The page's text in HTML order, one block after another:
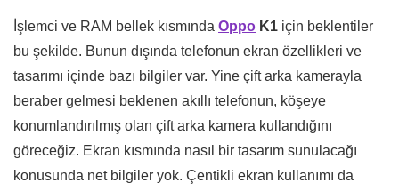
İşlemci ve RAM bellek kısmında Oppo K1 için beklentiler
bu şekilde. Bunun dışında telefonun ekran özellikleri ve
tasarımı içinde bazı bilgiler var. Yine çift arka kamerayla
beraber gelmesi beklenen akıllı telefonun, köşeye
konumlandırılmış olan çift arka kamera kullandığını
göreceğiz. Ekran kısmında nasıl bir tasarım sunulacağı
konusunda net bilgiler yok. Çentikli ekran kullanımı da